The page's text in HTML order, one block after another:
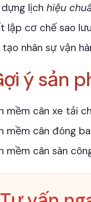
lịch hiệu
lập cơ chế sao
nhân sự vận
ý sản
mềm cân xe tải
mềm cân đóng
mềm cân sàn